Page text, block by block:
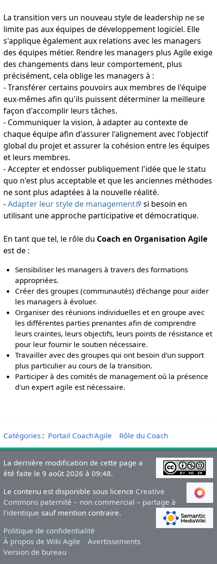
La transition vers un nouveau style de leadership ne se
limite pas aux équipes de développement logiciel. Elle
s'applique également aux relations avec les managers
des équipes métier. Rendre les managers plus Agile exige
des changements dans leur comportement, plus
précisément, cela oblige les managers à :
- Transférer certains pouvoirs aux membres de l'équipe
eux-mêmes afin qu'ils puissent déterminer la meilleure
façon d'accomplir leurs tâches.
- Communiquer la vision, à adapter au contexte de
chaque équipe afin d'assurer l'alignement avec l'objectif
global du projet et assurer la cohésion entre les équipes
et leurs membres.
- Accepter et endosser publiquement l'idée que le statu
quo n'est plus acceptable et que les anciennes méthodes
ne sont plus adaptées à la nouvelle réalité.
-Adapter leur style de management
si besoin en
utilisant une approche participative et démocratique.
En tant que tel, le rôle du Coach en Organisation Agile
est de :
Sensibiliser les managers à travers des formations
appropriées.
Créer des groupes (communautés) d'échange pour aider
les managers à évoluer.
Organiser des réunions individuelles et en groupe avec
les différentes parties prenantes afin de comprendre
leurs craintes, leurs objectifs, leurs points de résistance et
pour leur fournir le soutien nécessaire.
Travailler avec des groupes qui ont besoin d'un support
plus particulier au cours de la transition.
Participer à des comités de management où la présence
d'un expert agile est nécessaire.
Catégories: Portail Coach'Agile Rôle du Coach
La dernière modification de cette page a
été faite le 9 août 2026 à 09:48.
Le contenu est disponible sous licence Creative
Commons paternité – non commercial – partage à
l’identique sauf mention contraire.
Politique de confidentialité
À propos de Wiki Agile
Avertissements
Version de bureau